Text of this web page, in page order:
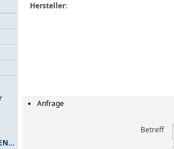
Hersteller:
Anfrage
Betreff